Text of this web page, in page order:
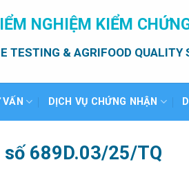
NGHIỆM KIỂM
TESTING & AGRIFOOD QUALITY
DỊCH VỤ CHỨNG NHẬN
689D.03/25/TQ